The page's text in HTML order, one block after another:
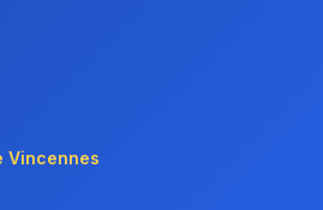
Vincennes